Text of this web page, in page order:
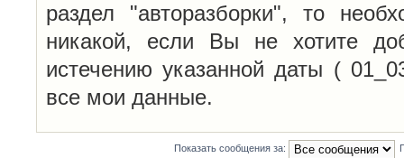
раздел "авторазборки", то
никакой, если Вы не хотите
истечению указанной даты (
все мои данные.
Показать сообщения за: